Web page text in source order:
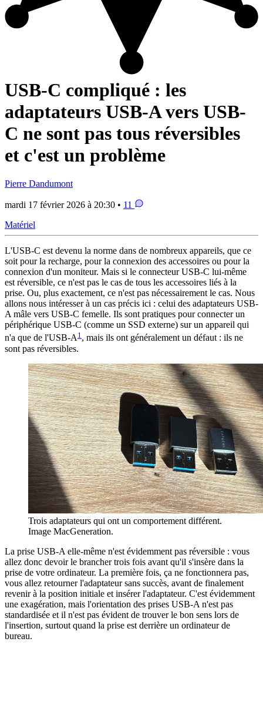
USB-C compliqué : les
adaptateurs USB-A vers USB-
C ne sont pas tous réversibles
et c'est un problème
Pierre Dandumont
mardi 17 février 2026 à 20:30 • 11
Matériel
L'USB-C est devenu la norme dans de nombreux appareils, que ce
soit pour la recharge, pour la connexion des accessoires ou pour la
connexion d'un moniteur. Mais si le connecteur USB-C lui-même
est réversible, ce n'est pas le cas de tous les accessoires liés à la
prise. Ou, plus exactement, ce n'est pas nécessairement le cas. Nous
allons nous intéresser à un cas précis ici : celui des adaptateurs USB-
A mâle vers USB-C femelle. Ils sont pratiques pour connecter un
périphérique USB-C (comme un SSD externe) sur un appareil qui
n'a que de l'USB-A1 , mais ils ont généralement un défaut : ils ne
sont pas réversibles.
Trois adaptateurs qui ont un comportement différent.
Image MacGeneration.
La prise USB-A elle-même n'est évidemment pas réversible : vous
allez donc devoir le brancher trois fois avant qu'il s'insère dans la
prise de votre ordinateur. La première fois, ça ne fonctionnera pas,
vous allez retourner l'adaptateur sans succès, avant de finalement
revenir à la position initiale et insérer l'adaptateur. C'est évidemment
une exagération, mais l'orientation des prises USB-A n'est pas
standardisée et il n'est pas évident de trouver le bon sens lors de
l'insertion, surtout quand la prise est derrière un ordinateur de
bureau.